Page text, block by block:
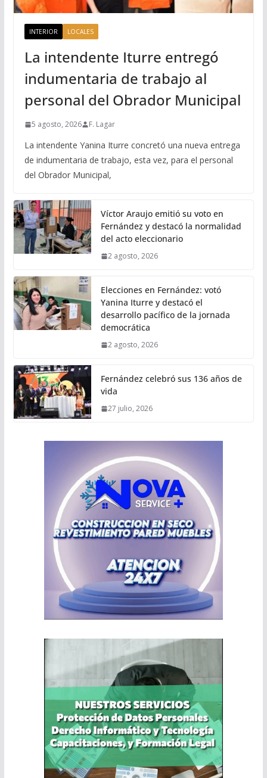
INTERIOR LOCALES
La intendente Iturre entregó
indumentaria de trabajo al
personal del Obrador Municipal
5 agosto, 2026 F. Lagar
La intendente Yanina Iturre concretó una nueva entrega
de indumentaria de trabajo, esta vez, para el personal
del Obrador Municipal,
Víctor Araujo emitió su voto en
Fernández y destacó la normalidad
del acto eleccionario
2 agosto, 2026
Elecciones en Fernández: votó
Yanina Iturre y destacó el
desarrollo pacífico de la jornada
democrática
2 agosto, 2026
Fernández celebró sus 136 años de
vida
27 julio, 2026